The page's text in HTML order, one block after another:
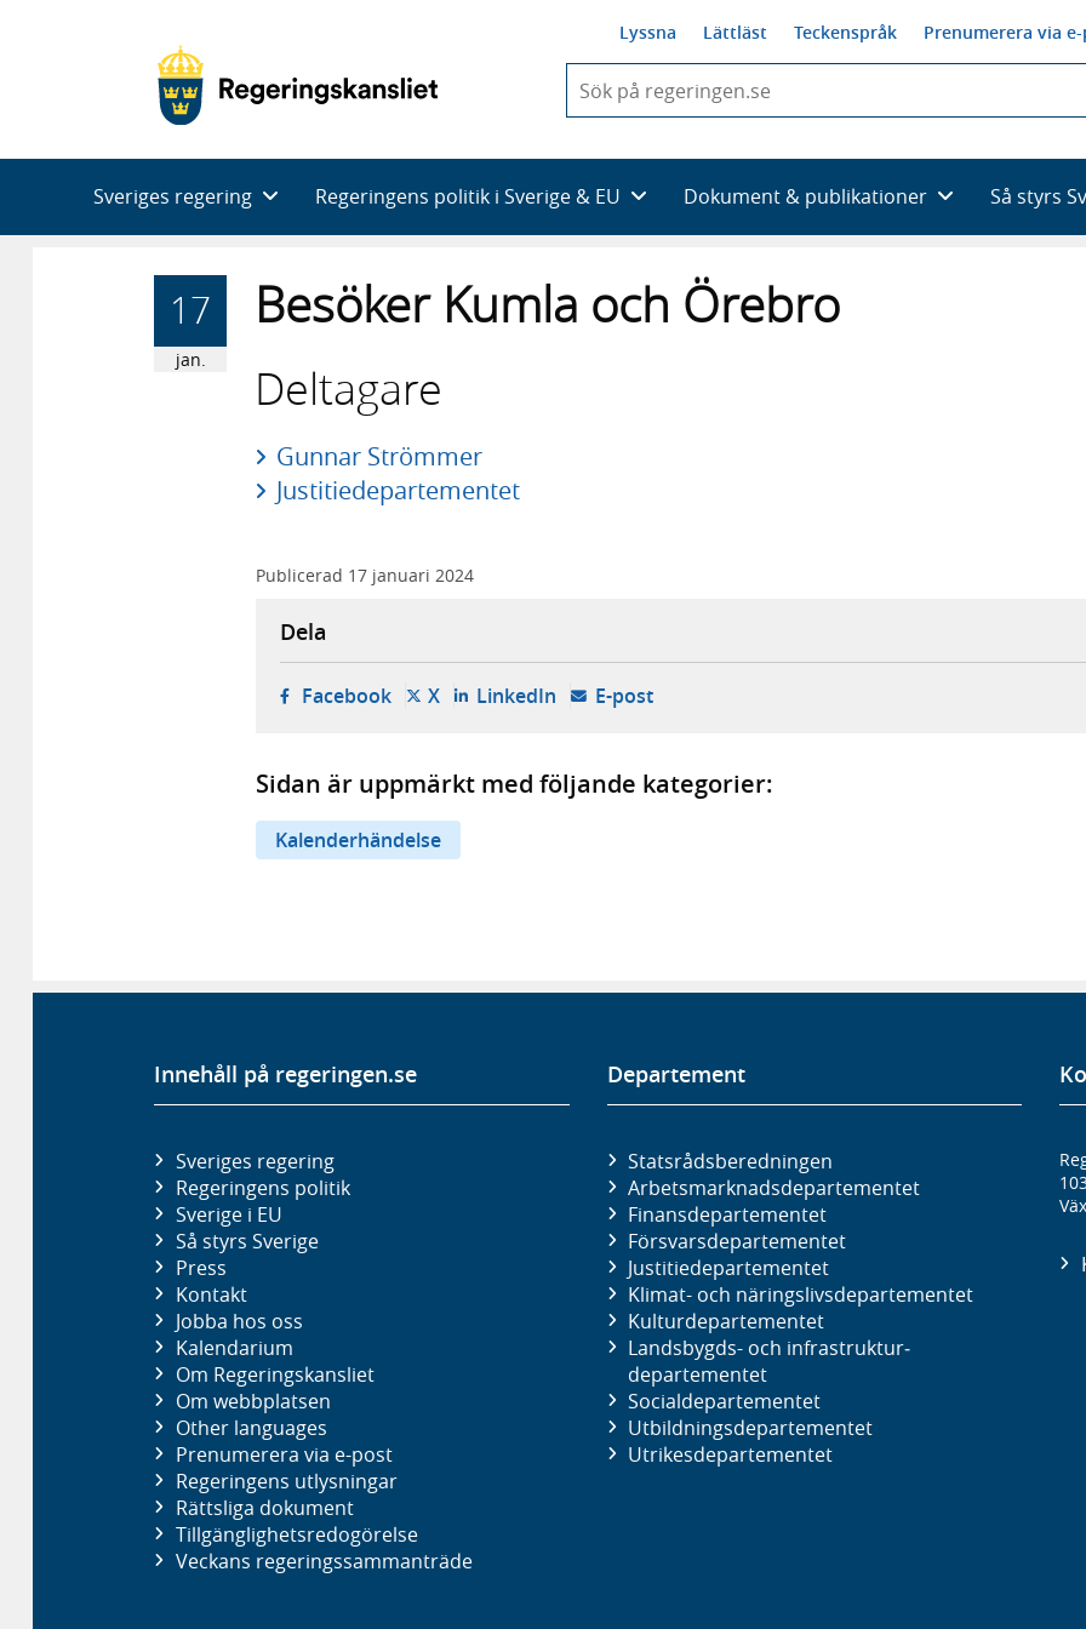
Lyssna Lättläst Teckenspråk Prenumerera via
du
skriva
framträder
en
med
sökförslag
Sveriges regering Regeringens politik i Sverige & EU Dokument & publikationer Så styrs
17
jan.
Besöker Kumla och Örebro
Deltagare
Gunnar Strömmer
Justitiedepartementet
Publicerad 17 januari 2024
Dela
Facebook- öppnas i ny flik, extern webbplats,
X- öppnas i ny flik, extern webbplats,
LinkedIn- öppnas i ny flik, extern webbplats,
E-post- öppnar din e-postklient,
Sidan är uppmärkt med följande kategorier:
Kalenderhändelse
Innehåll på regeringen.se
Sveriges regering
Regeringens politik
Sverige i EU
Så styrs Sverige
Press
Kontakt
Jobba hos oss
Kalendarium
Om Regeringskansliet
Om webbplatsen
Other languages
Prenumerera via e-post
Regeringens utlysningar
Rättsliga dokument
Tillgänglighetsredogörelse
Veckans regeringssammanträde
Departement
Statsrådsberedningen
Arbetsmarknads­departementet
Finans­departementet
Försvars­departementet
Justitie­departementet
Klimat- och näringslivs­departementet
Kultur­departementet
Landsbygds- och infrastruktur­
departementet
Social­departementet
Utbildnings­departementet
Utrikes­departementet